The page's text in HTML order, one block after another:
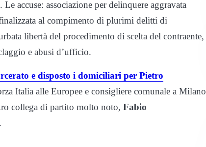
accuse: associazione per delinquere aggravata
al compimento di plurimi delitti di
libertà del procedimento di scelta del contraente,
e abusi d’ufficio.
e disposto i domiciliari per Pietro
Italia alle Europee e consigliere comunale a Milano
collega di partito molto noto, Fabio